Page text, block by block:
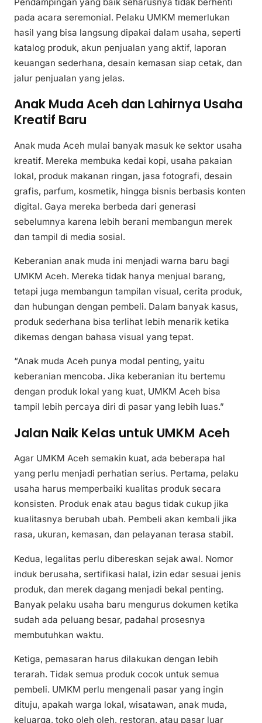
pada acara seremonial. Pelaku UMKM memerlukan
hasil yang bisa langsung dipakai dalam usaha, seperti
katalog produk, akun penjualan yang aktif, laporan
keuangan sederhana, desain kemasan siap cetak, dan
jalur penjualan yang jelas.
Anak Muda Aceh dan Lahirnya Usaha
Kreatif Baru
Anak muda Aceh mulai banyak masuk ke sektor usaha
kreatif. Mereka membuka kedai kopi, usaha pakaian
lokal, produk makanan ringan, jasa fotografi, desain
grafis, parfum, kosmetik, hingga bisnis berbasis konten
digital. Gaya mereka berbeda dari generasi
sebelumnya karena lebih berani membangun merek
dan tampil di media sosial.
Keberanian anak muda ini menjadi warna baru bagi
UMKM Aceh. Mereka tidak hanya menjual barang,
tetapi juga membangun tampilan visual, cerita produk,
dan hubungan dengan pembeli. Dalam banyak kasus,
produk sederhana bisa terlihat lebih menarik ketika
dikemas dengan bahasa visual yang tepat.
“Anak muda Aceh punya modal penting, yaitu
keberanian mencoba. Jika keberanian itu bertemu
dengan produk lokal yang kuat, UMKM Aceh bisa
tampil lebih percaya diri di pasar yang lebih luas.”
Jalan Naik Kelas untuk UMKM Aceh
Agar UMKM Aceh semakin kuat, ada beberapa hal
yang perlu menjadi perhatian serius. Pertama, pelaku
usaha harus memperbaiki kualitas produk secara
konsisten. Produk enak atau bagus tidak cukup jika
kualitasnya berubah ubah. Pembeli akan kembali jika
rasa, ukuran, kemasan, dan pelayanan terasa stabil.
Kedua, legalitas perlu dibereskan sejak awal. Nomor
induk berusaha, sertifikasi halal, izin edar sesuai jenis
produk, dan merek dagang menjadi bekal penting.
Banyak pelaku usaha baru mengurus dokumen ketika
sudah ada peluang besar, padahal prosesnya
membutuhkan waktu.
Ketiga, pemasaran harus dilakukan dengan lebih
terarah. Tidak semua produk cocok untuk semua
pembeli. UMKM perlu mengenali pasar yang ingin
dituju, apakah warga lokal, wisatawan, anak muda,
keluarga, toko oleh oleh, restoran, atau pasar luar